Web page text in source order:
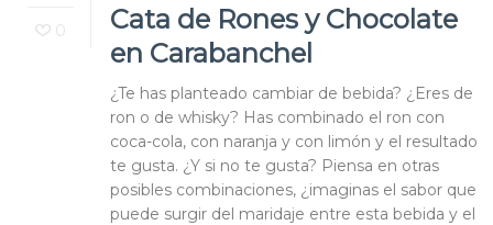
0
Cata de Rones y Chocolate
en Carabanchel
¿Te has planteado cambiar de bebida? ¿Eres de
ron o de whisky? Has combinado el ron con
coca-cola, con naranja y con limón y el resultado
te gusta. ¿Y si no te gusta? Piensa en otras
posibles combinaciones, ¿imaginas el sabor que
puede surgir del maridaje entre esta bebida y el